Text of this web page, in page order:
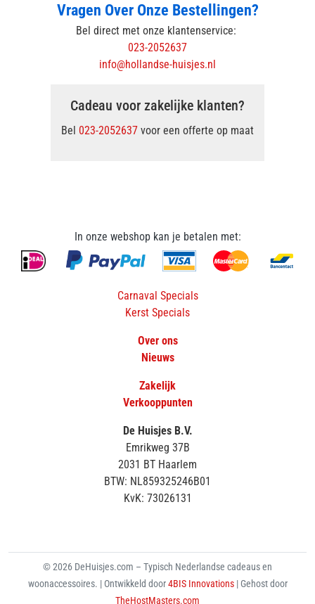
Vragen Over Onze Bestellingen?
Bel direct met onze klantenservice:
023-2052637
info@hollandse-huisjes.nl
Cadeau voor zakelijke klanten?
Bel 023-2052637 voor een offerte op maat
In onze webshop kan je betalen met:
Carnaval Specials
Kerst Specials
Over ons
Nieuws
Zakelijk
Verkooppunten
De Huisjes B.V.
Emrikweg 37B
2031 BT Haarlem
BTW: NL859325246B01
KvK: 73026131
© 2026 DeHuisjes.com – Typisch Nederlandse cadeaus en
woonaccessoires. | Ontwikkeld door4BIS Innovations | Gehost door
TheHostMasters.com